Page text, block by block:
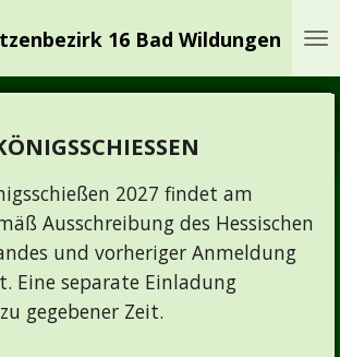
16 Bad Wildungen
2027 findet am
Ausschreibung des Hessischen
und vorheriger Anmeldung
Eine separate Einladung
gegebener Zeit.